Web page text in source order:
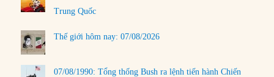
Trung Quốc
Thế giới hôm nay: 07/08/2026
07/08/1990: Tổng thống Bush ra lệnh tiến hành Chiến